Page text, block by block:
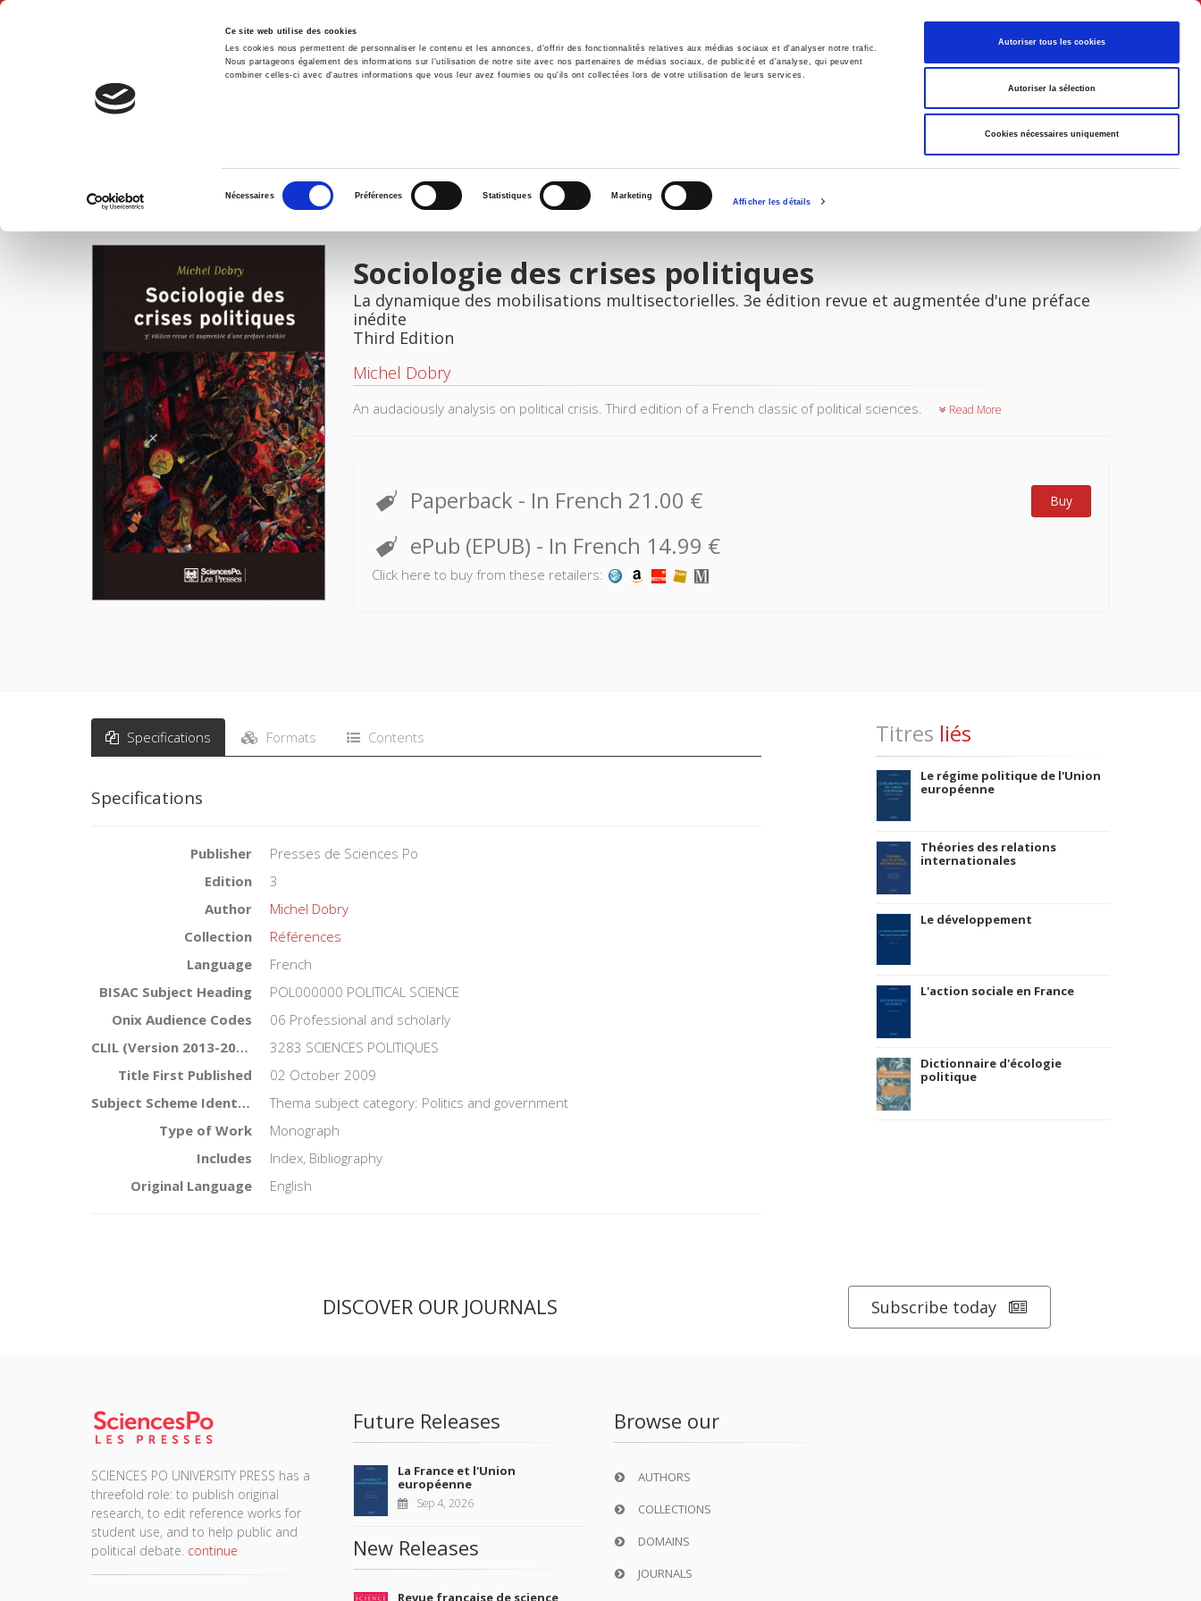
Ce site web utilise des cookies
Les cookies nous permettent de personnaliser le contenu et les annonces, d'offrir des fonctionnalités relatives aux médias sociaux et d'analyser notre trafic.
Nous partageons également des informations sur l'utilisation de notre site avec nos partenaires de médias sociaux, de publicité et d'analyse, qui peuvent
combiner celles-ci avec d'autres informations que vous leur avez fournies ou qu'ils ont collectées lors de votre utilisation de leurs services.
consentement
Nécessaires Préférences Statistiques Marketing
Afficher les détails
Autoriser tous les cookies
Autoriser la sélection
Cookies nécessaires uniquement
English
Home Environment History International Politics
IMAGES
Sociologie des crises politiques
La dynamique des mobilisations multisectorielles. 3e édition revue et augmentée d'une préface
inédite
Third Edition
Michel Dobry
An audaciously analysis on political crisis. Third edition of a French classic of political sciences. Read More
Paperback - In French 21.00 € Buy
ePub (EPUB) - In French 14.99 €
Click here to buy from these retailers:
Specifications Formats Contents
Specifications
Publisher
Presses de Sciences Po
Edition
3
Author
Michel Dobry
Collection
Références
Language
French
BISAC Subject Heading
POL000000 POLITICAL SCIENCE
Onix Audience Codes
06 Professional and scholarly
CLIL (Version 2013-2019)
3283 SCIENCES POLITIQUES
Title First Published
02 October 2009
Subject Scheme Identifier Code
Thema subject category: Politics and government
Type of Work
Monograph
Includes
Index, Bibliography
Original Language
English
Titres liés
Le régime politique de l'Union
européenne
Théories des relations
internationales
Le développement
L'action sociale en France
Dictionnaire d'écologie
politique
DISCOVER OUR JOURNALS Subscribe today
SCIENCES PO UNIVERSITY PRESS has a
threefold role: to publish original
research, to edit reference works for
student use, and to help public and
political debate. continue
Future Releases
La France et l'Union
européenne
Sep 4, 2026
New Releases
Revue française de science
Browse our
AUTHORS
COLLECTIONS
DOMAINS
JOURNALS